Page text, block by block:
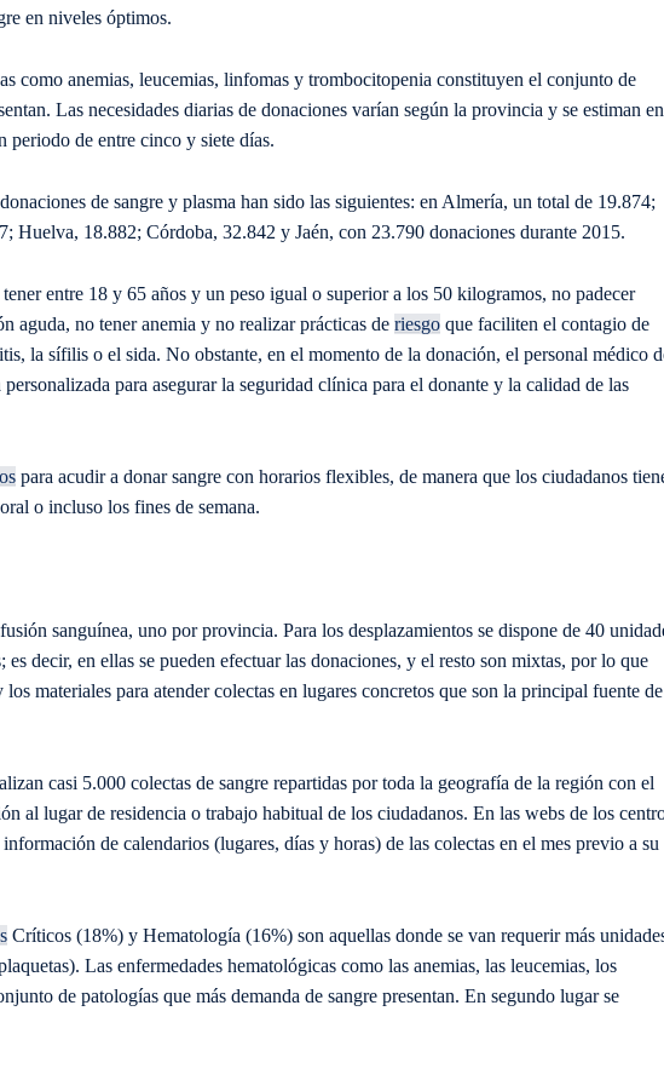
en niveles óptimos.
como anemias, leucemias, linfomas y trombocitopenia constituyen el conjunto de
Las necesidades diarias de donaciones varían según la provincia y se estiman en
periodo de entre cinco y siete días.
de sangre y plasma han sido las siguientes: en Almería, un total de 19.874;
Huelva, 18.882; Córdoba, 32.842 y Jaén, con 23.790 donaciones durante 2015.
entre 18 y 65 años y un peso igual o superior a los 50 kilogramos, no padecer
aguda, no tener anemia y no realizar prácticas de riesgo que faciliten el contagio de
la sífilis o el sida. No obstante, en el momento de la donación, el personal médico
para asegurar la seguridad clínica para el donante y la calidad de las
para acudir a donar sangre con horarios flexibles, de manera que los ciudadanos
o incluso los fines de semana.
sanguínea, uno por provincia. Para los desplazamientos se dispone de 40
decir, en ellas se pueden efectuar las donaciones, y el resto son mixtas, por lo que
materiales para atender colectas en lugares concretos que son la principal fuente de
casi 5.000 colectas de sangre repartidas por toda la geografía de la región con el
al lugar de residencia o trabajo habitual de los ciudadanos. En las webs de los
de calendarios (lugares, días y horas) de las colectas en el mes previo a su
Críticos (18%) y Hematología (16%) son aquellas donde se van requerir más
Las enfermedades hematológicas como las anemias, las leucemias, los
de patologías que más demanda de sangre presentan. En segundo lugar se